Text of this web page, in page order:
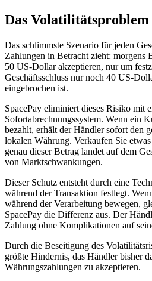
Das Volatilitätsproblem
Das schlimmste Szenario für jeden
Zahlungen in Betracht zieht: morgens
50 US-Dollar akzeptieren, nur um
Geschäftsschluss nur noch 40 US-
eingebrochen ist.
SpacePay eliminiert dieses Risiko mit
Sofortabrechnungssystem. Wenn ein
bezahlt, erhält der Händler sofort den
lokalen Währung. Verkaufen Sie
genau dieser Betrag landet auf dem
von Marktschwankungen.
Dieser Schutz entsteht durch eine
während der Transaktion festlegt.
während der Verarbeitung bewegen,
SpacePay die Differenz aus. Der
Zahlung ohne Komplikationen auf
Durch die Beseitigung des
größte Hindernis, das Händler bisher
Währungszahlungen zu akzeptieren.